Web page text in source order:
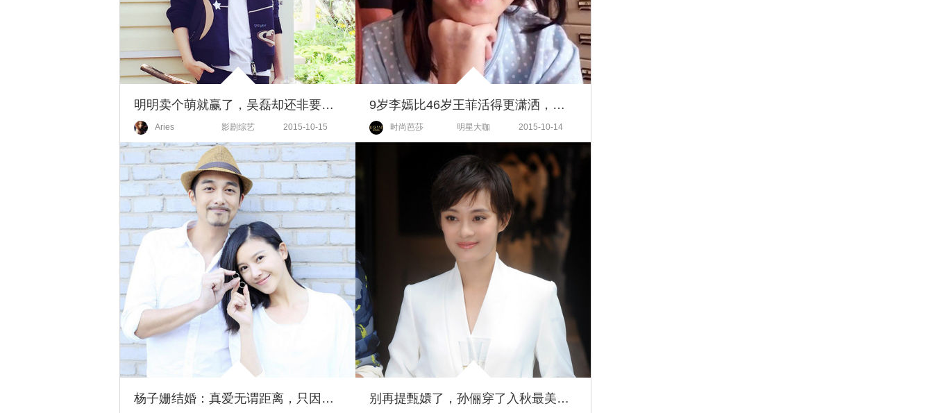
明明卖个萌就赢了，吴磊却还非要逗逼一把
Aries 影剧综艺 2015-10-15
9岁李嫣比46岁王菲活得更潇洒，更自信！
时尚芭莎 明星大咖 2015-10-14
杨子姗结婚：真爱无谓距离，只因心在一起！ 别再提甄嬛了，孙俪穿了入秋最美白套装！